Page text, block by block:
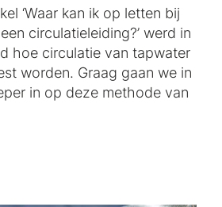
‘Waar kan ik op letten bij
circulatieleiding?’ werd in
hoe circulatie van tapwater
worden. Graag gaan we in
in op deze methode van